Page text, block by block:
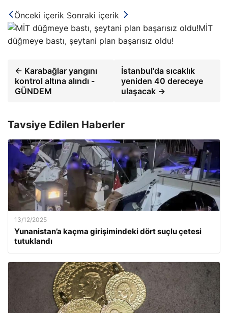
Önceki içerik Sonraki içerik
MİT
düğmeye bastı, şeytani plan başarısız oldu!
← Karabağlar yangını
kontrol altına alındı ​​-
GÜNDEM
İstanbul'da sıcaklık
yeniden 40 dereceye
ulaşacak →
Tavsiye Edilen Haberler
13/12/2025
Yunanistan’a kaçma girişimindeki dört suçlu çetesi
tutuklandı